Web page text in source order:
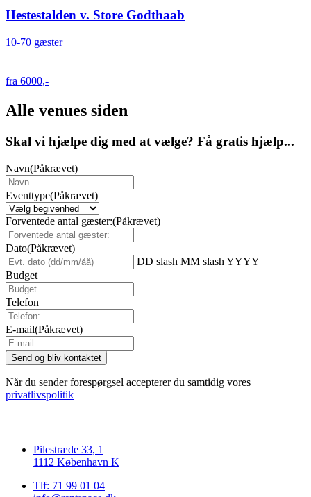
Hestestalden v. Store Godthaab
10-70 gæster
fra 6000,-
Alle venues siden
Skal vi hjælpe dig med at vælge? Få gratis hjælp...
Navn(Påkrævet)
Eventtype(Påkrævet)
Forventede antal gæster:(Påkrævet)
Dato(Påkrævet)
DD slash MM slash YYYY
Budget
Telefon
E-mail(Påkrævet)
Når du sender forespørgsel accepterer du samtidig vores
privatlivspolitik
Pilestræde 33, 1
1112 København K
Tlf: 71 99 01 04